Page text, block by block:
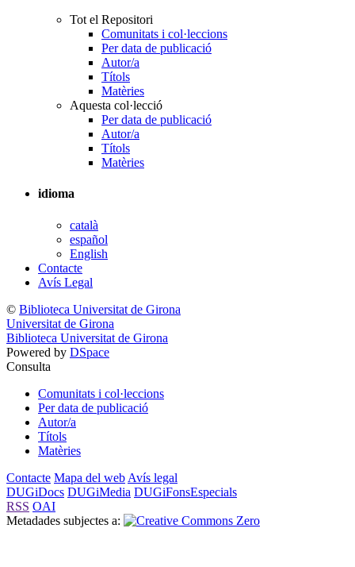
Tot el Repositori
Comunitats i col·leccions
Per data de publicació
Autor/a
Títols
Matèries
Aquesta col·lecció
Per data de publicació
Autor/a
Títols
Matèries
idioma
català
español
English
Contacte
Avís Legal
© Biblioteca Universitat de Girona
Universitat de Girona
Biblioteca Universitat de Girona
Powered by DSpace
Consulta
Comunitats i col·leccions
Per data de publicació
Autor/a
Títols
Matèries
Contacte Mapa del web Avís legal
DUGiDocs DUGiMedia DUGiFonsEspecials
RSS OAI
Metadades subjectes a: